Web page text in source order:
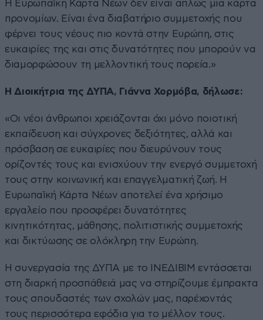
Η Ευρωπαϊκή Κάρτα Νέων δεν είναι απλώς μια κάρτα
προνομίων. Είναι ένα διαβατήριο συμμετοχής που
φέρνει τους νέους πιο κοντά στην Ευρώπη, στις
ευκαιρίες της και στις δυνατότητες που μπορούν να
διαμορφώσουν τη μελλοντική τους πορεία.»
Η Διοικήτρια της ΔΥΠΑ, Γιάννα Χορμόβα, δήλωσε:
«Οι νέοι άνθρωποι χρειάζονται όχι μόνο ποιοτική
εκπαίδευση και σύγχρονες δεξιότητες, αλλά και
πρόσβαση σε ευκαιρίες που διευρύνουν τους
ορίζοντές τους και ενισχύουν την ενεργό συμμετοχή
τους στην κοινωνική και επαγγελματική ζωή. Η
Ευρωπαϊκή Κάρτα Νέων αποτελεί ένα χρήσιμο
εργαλείο που προσφέρει δυνατότητες
κινητικότητας, μάθησης, πολιτιστικής συμμετοχής
και δικτύωσης σε ολόκληρη την Ευρώπη.
Η συνεργασία της ΔΥΠΑ με το ΙΝΕΔΙΒΙΜ εντάσσεται
στη διαρκή προσπάθειά μας να στηρίζουμε έμπρακτα
τους σπουδαστές των σχολών μας, παρέχοντάς
τους περισσότερα εφόδια για το μέλλον τους.